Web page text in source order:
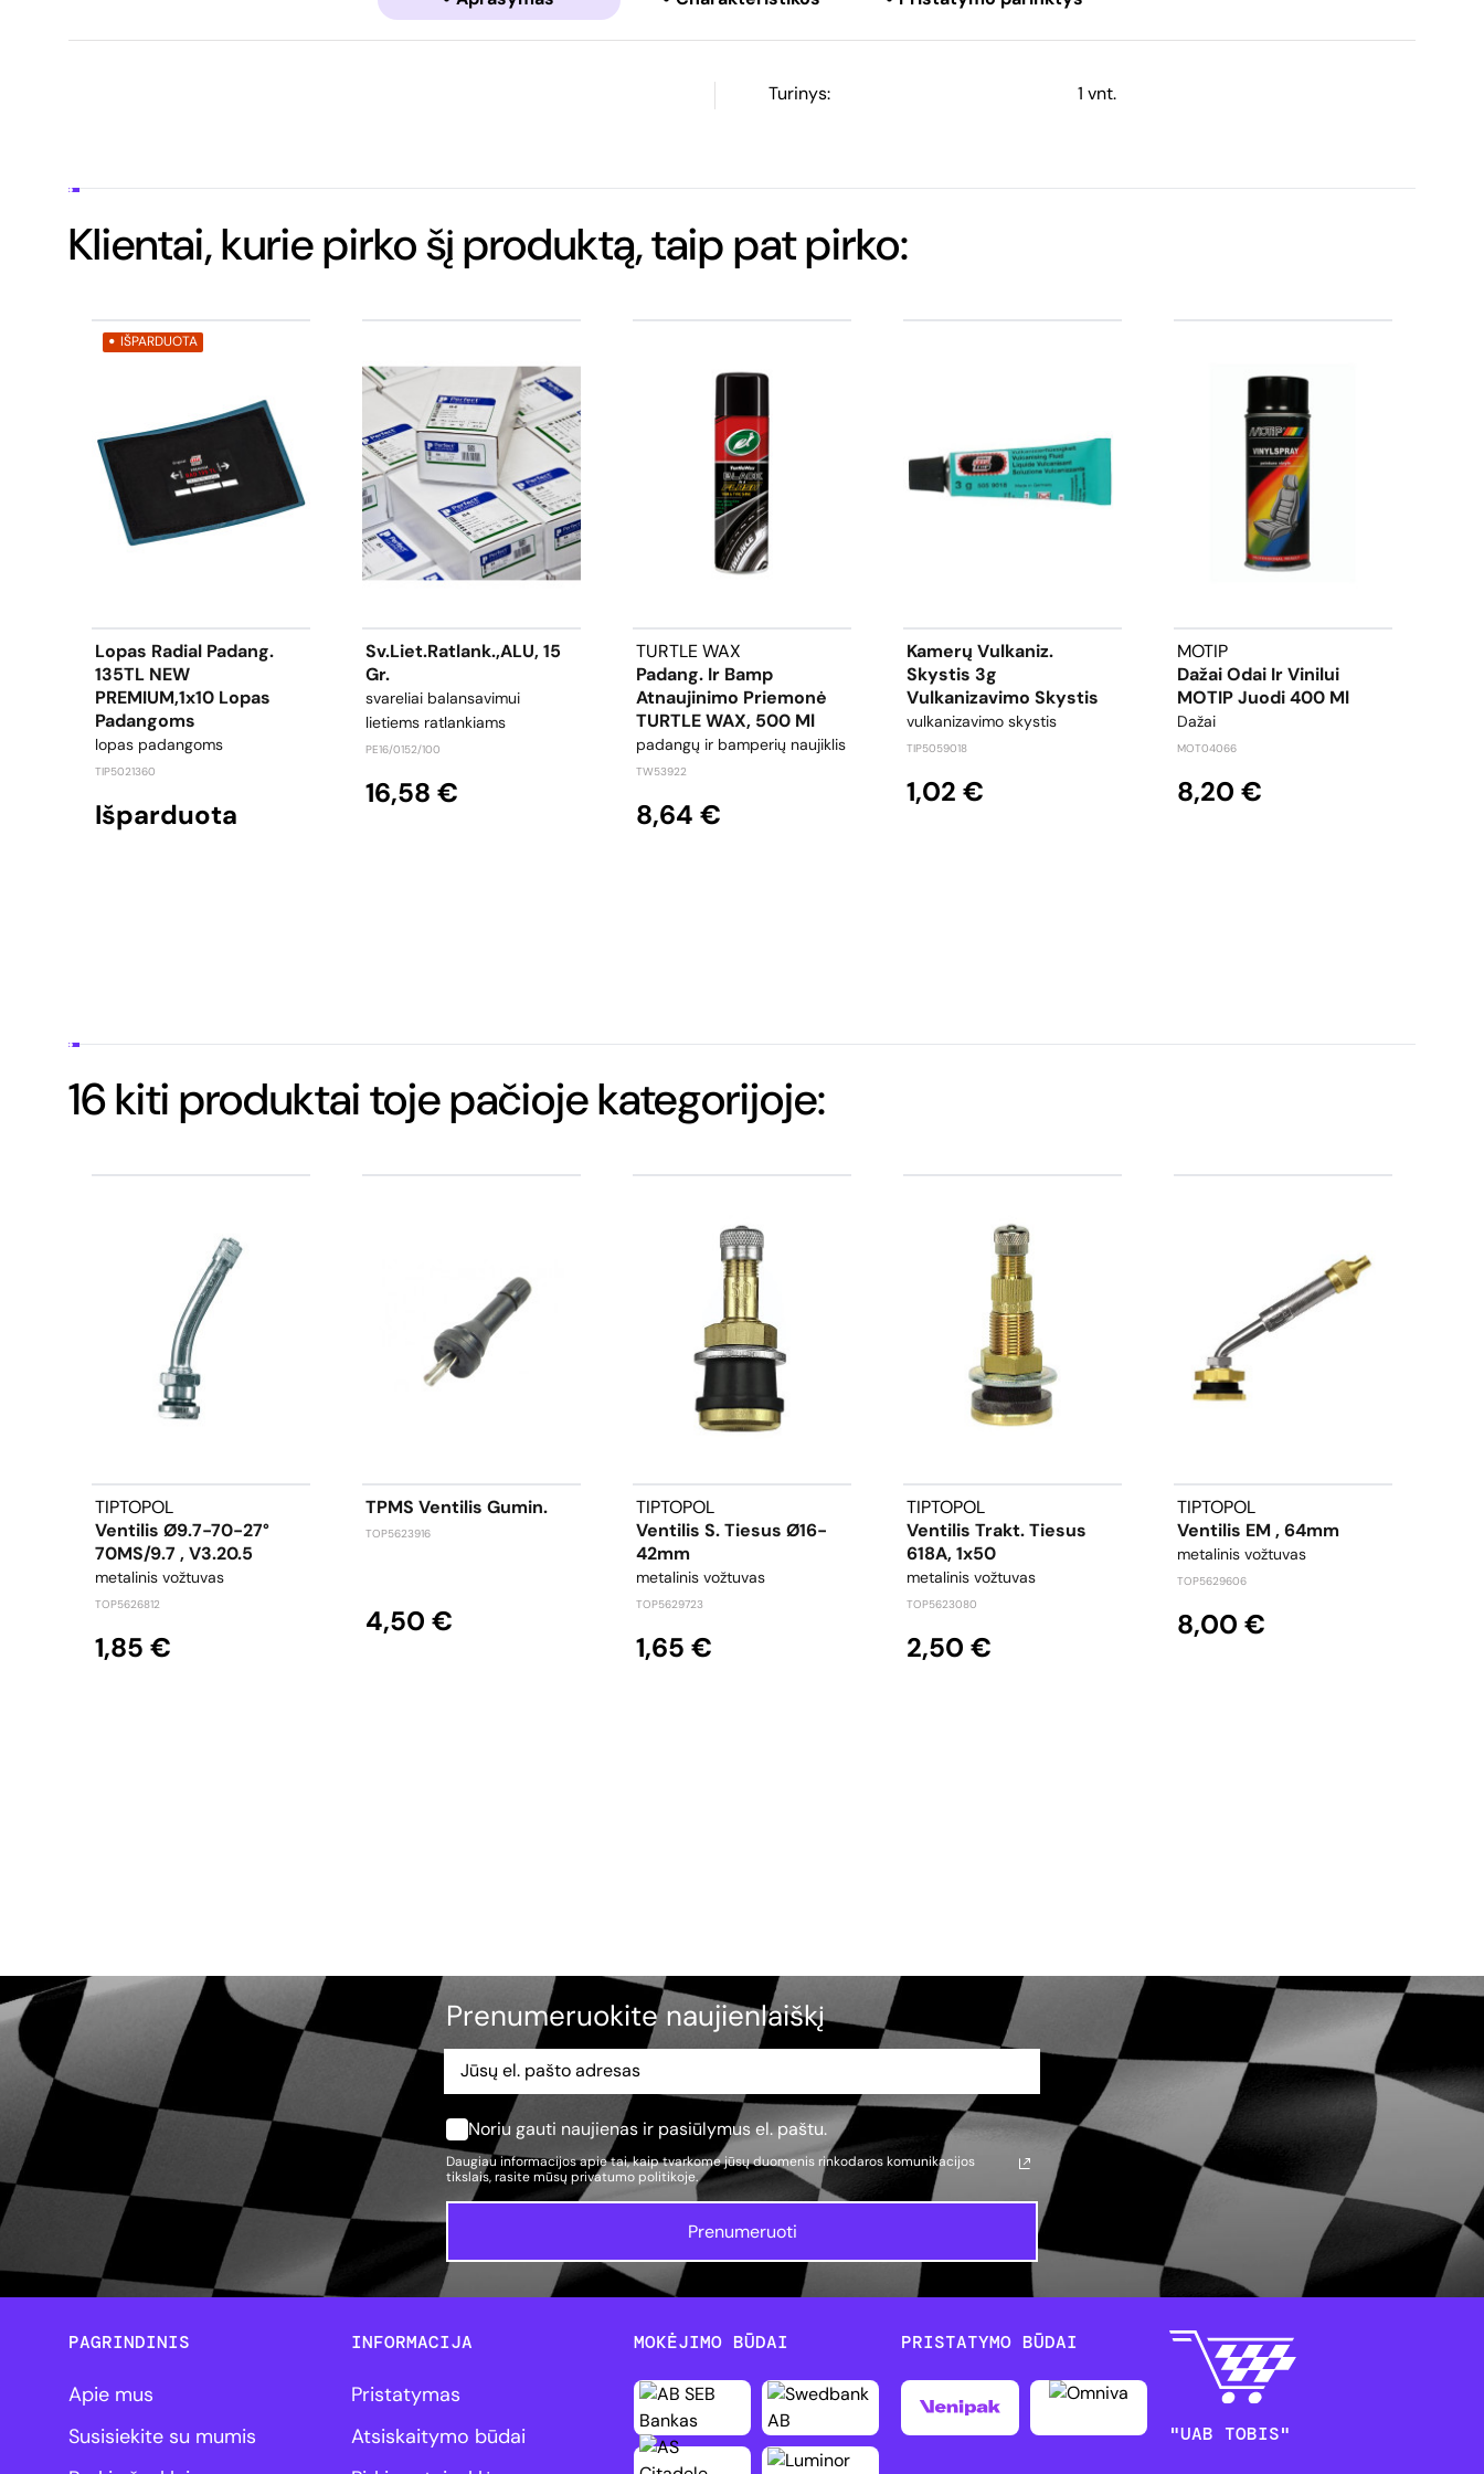
Turinys: 1 vnt.
Klientai, kurie pirko šį produktą, taip pat pirko:
IŠPARDUOTA
Lopas Radial Padang.
135TL NEW
PREMIUM,1x10 Lopas
Padangoms
lopas padangoms
TIP5021360
Išparduota
Sv.liet.ratlank.,ALU, 15
Gr.
svareliai balansavimui
lietiems ratlankiams
PE16/0152/100
16,58 €
TURTLE WAX
Padang. Ir Bamp
Atnaujinimo Priemonė
TURTLE WAX, 500 Ml
padangų ir bamperių naujiklis
TW53922
8,64 €
Kamerų Vulkaniz.
Skystis 3g
Vulkanizavimo Skystis
vulkanizavimo skystis
TIP5059018
1,02 €
MOTIP
Dažai Odai Ir Vinilui
MOTIP Juodi 400 Ml
Dažai
MOT04066
8,20 €
16 kiti produktai toje pačioje kategorijoje:
TIPTOPOL
Ventilis Ø9.7-70-27°
70MS/9.7 , V3.20.5
metalinis vožtuvas
TOP5626812
1,85 €
TPMS Ventilis Gumin.
TOP5623916
4,50 €
TIPTOPOL
Ventilis S. Tiesus Ø16-
42mm
metalinis vožtuvas
TOP5629723
1,65 €
TIPTOPOL
Ventilis Trakt. Tiesus
618A, 1x50
metalinis vožtuvas
TOP5623080
2,50 €
TIPTOPOL
Ventilis EM , 64mm
metalinis vožtuvas
TOP5629606
8,00 €
Prenumeruokite naujienlaiškį
Noriu gauti naujienas ir pasiūlymus el. paštu.
Daugiau informacijos apie tai, kaip tvarkome jūsų duomenis rinkodaros komunikacijos
tikslais, rasite mūsų privatumo politikoje.
Prenumeruoti
PAGRINDINIS
Apie mus
Susisiekite su mumis
INFORMACIJA
Pristatymas
Atsiskaitymo būdai
MOKĖJIMO BŪDAI PRISTATYMO BŪDAI
"UAB TOBIS"